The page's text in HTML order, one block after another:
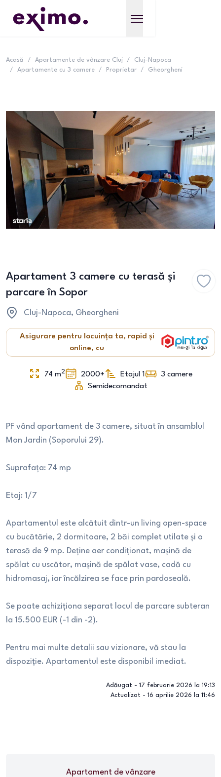
Acasă / Apartamente de vânzare Cluj /
Cluj-Napoca
/
Apartamente cu 3 camere / Proprietar / Gheorgheni
Apartament 3 camere cu terasă și
parcare în Sopor
Cluj-Napoca, Gheorgheni
Asigurare pentru locuința ta, rapid și
online, cu
74 m2 2000+ Etajul 1 3 camere
Semidecomandat
PF vând apartament de 3 camere, situat în ansamblul
Mon Jardin (Soporului 29).
Suprafața: 74 mp
Etaj: 1/7
Apartamentul este alcătuit dintr-un living open-space
cu bucătărie, 2 dormitoare, 2 băi complet utilate și o
terasă de 9 mp. Deține aer condiționat, mașină de
spălat cu uscător, mașină de spălat vase, cadă cu
hidromasaj, iar încălzirea se face prin pardoseală.
Se poate achiziționa separat locul de parcare subteran
la 15.500 EUR (-1 din -2).
Pentru mai multe detalii sau vizionare, vă stau la
dispoziție. Apartamentul este disponibil imediat.
Adăugat - 17 februarie 2026 la 19:13
Actualizat - 16 aprilie 2026 la 11:46
Apartamentde vânzare